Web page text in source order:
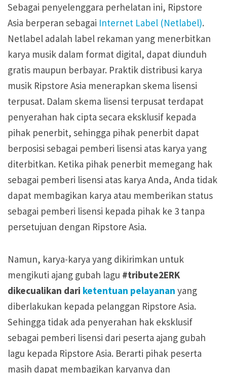
Sebagai penyelenggara perhelatan ini, Ripstore
Asia berperan sebagai Internet Label (Netlabel).
Netlabel adalah label rekaman yang menerbitkan
karya musik dalam format digital, dapat diunduh
gratis maupun berbayar. Praktik distribusi karya
musik Ripstore Asia menerapkan skema lisensi
terpusat. Dalam skema lisensi terpusat terdapat
penyerahan hak cipta secara eksklusif kepada
pihak penerbit, sehingga pihak penerbit dapat
berposisi sebagai pemberi lisensi atas karya yang
diterbitkan. Ketika pihak penerbit memegang hak
sebagai pemberi lisensi atas karya Anda, Anda tidak
dapat membagikan karya atau memberikan status
sebagai pemberi lisensi kepada pihak ke 3 tanpa
persetujuan dengan Ripstore Asia.
Namun, karya-karya yang dikirimkan untuk
mengikuti ajang gubah lagu #tribute2ERK
dikecualikan dari ketentuan pelayanan yang
diberlakukan kepada pelanggan Ripstore Asia.
Sehingga tidak ada penyerahan hak eksklusif
sebagai pemberi lisensi dari peserta ajang gubah
lagu kepada Ripstore Asia. Berarti pihak peserta
masih dapat membagikan karyanya dan